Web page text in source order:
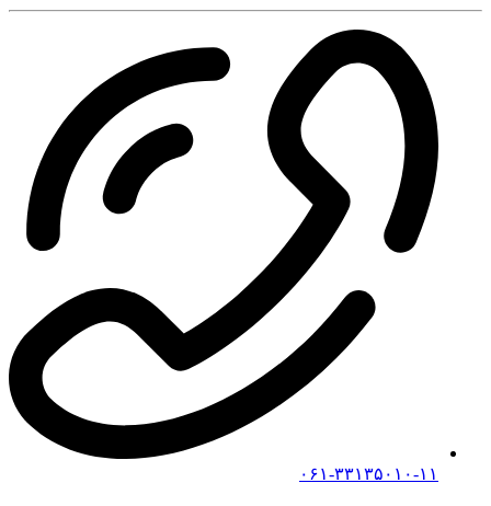
۰۶۱-۳۳۱۳۵۰۱۰-۱۱